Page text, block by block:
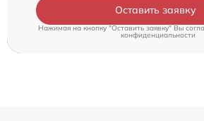
Оставить заявку
Нажимая на кнопку "Оставить заявку" Вы
конфиденциальности